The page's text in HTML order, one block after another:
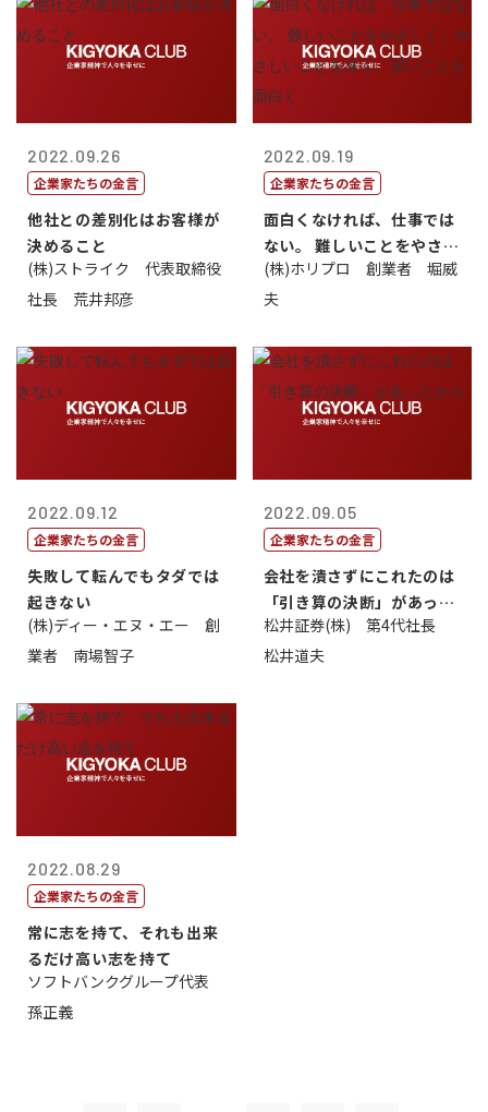
2022.09.26
企業家たちの金言
他社との差別化はお客様が
決めること
(株)ストライク 代表取締役
社長 荒井邦彦
2022.09.19
企業家たちの金言
面白くなければ、仕事では
ない。 難しいことをやさし
く。やさし...
(株)ホリプロ 創業者 堀威
夫
2022.09.12
企業家たちの金言
失敗して転んでもタダでは
起きない
(株)ディー・エヌ・エー 創
業者 南場智子
2022.09.05
企業家たちの金言
会社を潰さずにこれたのは
「引き算の決断」があった
から
松井証券(株) 第4代社長
松井道夫
2022.08.29
企業家たちの金言
常に志を持て、それも出来
るだけ高い志を持て
ソフトバンクグループ代表
孫正義